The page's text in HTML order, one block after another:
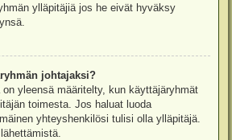
ylläpitäjiä jos he eivät hyväksy
johtajaksi?
yleensä määritelty, kun käyttäjäryhmät
toimesta. Jos haluat luoda
yhteyshenkilösi tulisi olla ylläpitäjä.